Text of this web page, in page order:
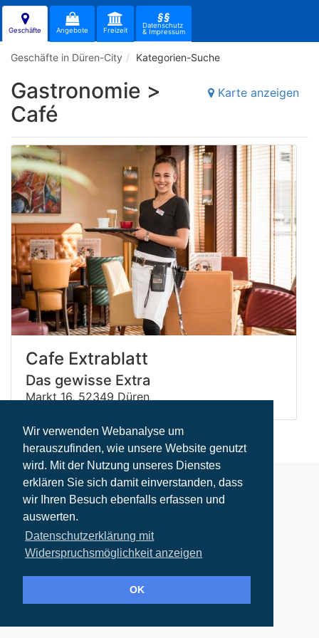
Wir verwenden Webanalyse um
herauszufinden, wie unsere Website genutzt
wird. Mit der Nutzung unseres Dienstes
erklären Sie sich damit einverstanden, dass
wir Ihren Besuch ebenfalls erfassen und
auswerten.
Datenschutzerklärung mit
Widerspruchsmöglichkeit anzeigen
OK
Geschäfte Angebote Freizeit
§§
Datenschutz
& Impressum
Geschäfte in Düren-City Kategorien-Suche
Karte anzeigen
Gastronomie >
Café
Cafe Extrablatt
Das gewisse Extra
Markt 16, 52349 Düren
Weitere Informationen